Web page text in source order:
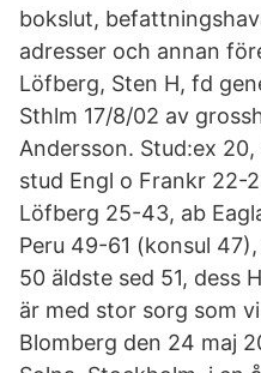
bokslut,
adresser och annan
Löfberg, Sten H, fd
Sthlm 17/8/02 av
Andersson. Stud:ex
stud Engl o Frankr 22-
Löfberg 25-43, ab
Peru 49-61 (konsul
50 äldste sed 51, dess
är med stor sorg som
Blomberg den 24 maj